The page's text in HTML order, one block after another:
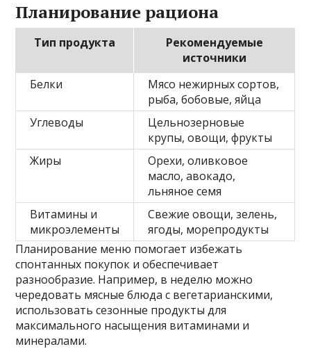
Планирование рациона
Тип продукта
Рекомендуемые
источники
Белки
Мясо нежирных сортов,
рыба, бобовые, яйца
Углеводы
Цельнозерновые
крупы, овощи, фрукты
Жиры
Орехи, оливковое
масло, авокадо,
льняное семя
Витамины и
микроэлементы
Свежие овощи, зелень,
ягоды, морепродукты
Планирование меню помогает избежать
спонтанных покупок и обеспечивает
разнообразие. Например, в неделю можно
чередовать мясные блюда с вегетарианскими,
использовать сезонные продукты для
максимального насыщения витаминами и
минералами.